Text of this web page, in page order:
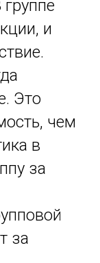
и
Это
чем
в
за
за